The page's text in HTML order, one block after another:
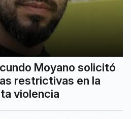
Moyano solicitó
restrictivas en la
violencia